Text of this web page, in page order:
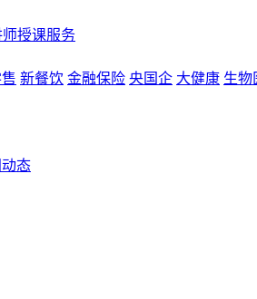
师授课服务
新餐饮 金融保险 央国企 大健康 生物
态